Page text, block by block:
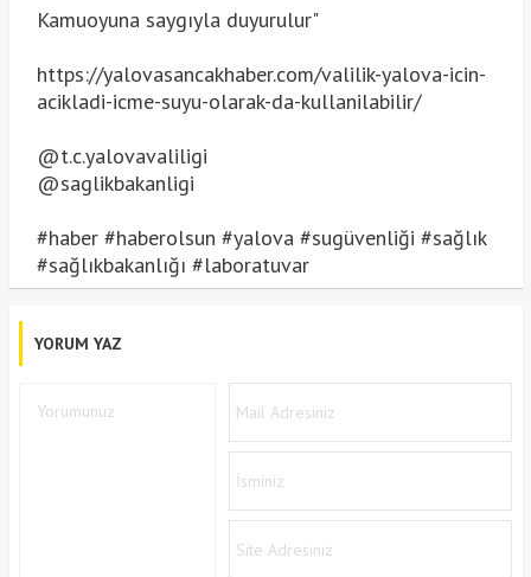
Kamuoyuna saygıyla duyurulur"
https://yalovasancakhaber.com/valilik-yalova-icin-
acikladi-icme-suyu-olarak-da-kullanilabilir/
@t.c.yalovavaliligi
@saglikbakanligi
#haber #haberolsun #yalova #sugüvenliği #sağlık
#sağlıkbakanlığı #laboratuvar
YORUM YAZ